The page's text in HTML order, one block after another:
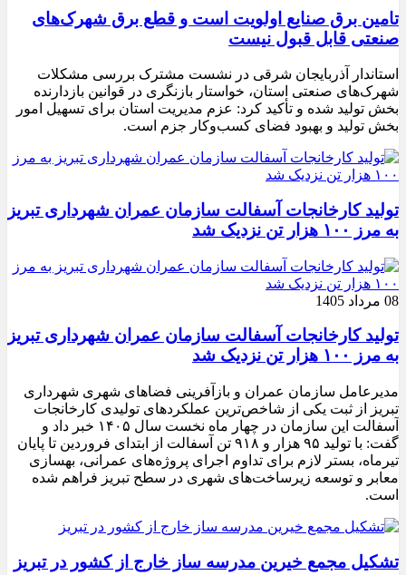
تامین برق صنایع اولویت است و قطع برق شهرک‌های
صنعتی قابل قبول نیست
استاندار آذربایجان شرقی در نشست مشترک بررسی مشکلات
شهرک‌های صنعتی استان، خواستار بازنگری در قوانین بازدارنده
بخش تولید شده و تأکید کرد: عزم مدیریت استان برای تسهیل امور
بخش تولید و بهبود فضای کسب‌وکار جزم است.
تولید کارخانجات آسفالت سازمان عمران شهرداری تبریز
به مرز ۱۰۰ هزار تن نزدیک شد
08 مرداد 1405
تولید کارخانجات آسفالت سازمان عمران شهرداری تبریز
به مرز ۱۰۰ هزار تن نزدیک شد
مدیرعامل سازمان عمران و بازآفرینی فضاهای شهری شهرداری
تبریز از ثبت یکی از شاخص‌ترین عملکردهای تولیدی کارخانجات
آسفالت این سازمان در چهار ماه نخست سال ۱۴۰۵ خبر داد و
گفت: با تولید ۹۵ هزار و ۹۱۸ تن آسفالت از ابتدای فروردین تا پایان
تیرماه، بستر لازم برای تداوم اجرای پروژه‌های عمرانی، بهسازی
معابر و توسعه زیرساخت‌های شهری در سطح تبریز فراهم شده
است.
تشکیل مجمع خیرین مدرسه ‌ساز خارج از کشور در تبریز